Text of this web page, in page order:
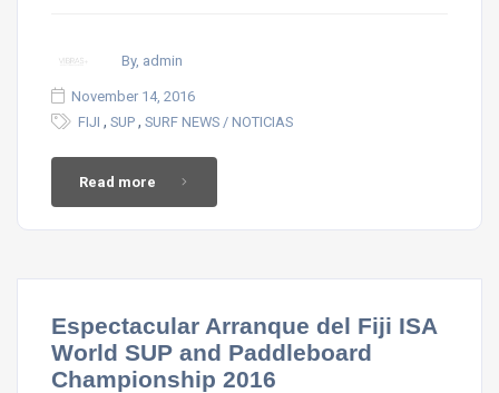
By, admin
November 14, 2016
FIJI , SUP , SURF NEWS / NOTICIAS
Read more
Espectacular Arranque del Fiji ISA
World SUP and Paddleboard
Championship 2016